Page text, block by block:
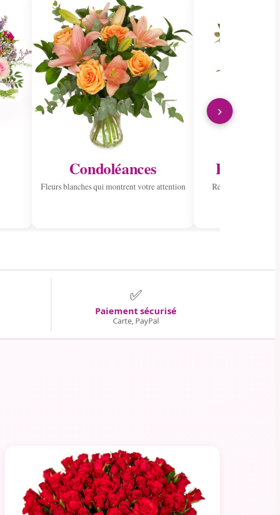
Condoléances
Fleurs blanches qui montrent votre attention
Envoyer
Répandre la joie
›
✅
Paiement sécurisé
Carte, PayPal